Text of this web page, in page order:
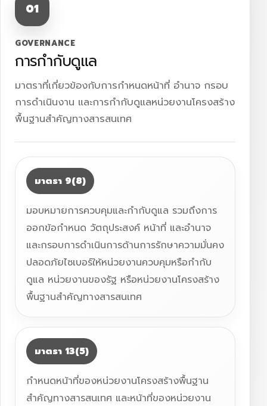
01
GOVERNANCE
การกำกับดูแล
มาตราที่เกี่ยวข้องกับการกำหนดหน้าที่ อำนาจ กรอบ
การดำเนินงาน และการกำกับดูแลหน่วยงานโครงสร้าง
พื้นฐานสำคัญทางสารสนเทศ
มาตรา 9(8)
มอบหมายการควบคุมและกำกับดูแล รวมถึงการ
ออกข้อกำหนด วัตถุประสงค์ หน้าที่ และอำนาจ
และกรอบการดำเนินการด้านการรักษาความมั่นคง
ปลอดภัยไซเบอร์ให้หน่วยงานควบคุมหรือกำกับ
ดูแล หน่วยงานของรัฐ หรือหน่วยงานโครงสร้าง
พื้นฐานสำคัญทางสารสนเทศ
มาตรา 13(5)
กำหนดหน้าที่ของหน่วยงานโครงสร้างพื้นฐาน
สำคัญทางสารสนเทศ และหน้าที่ของหน่วยงาน